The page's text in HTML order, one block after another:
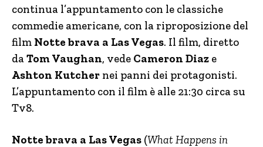
continua l’appuntamento con le classiche
commedie americane, con la riproposizione del
film Notte brava a Las Vegas. Il film, diretto
daTom Vaughan, vede Cameron Diaz e
Ashton Kutcher nei panni dei protagonisti.
L’appuntamento con il film è alle 21:30 circa su
Tv8.
Notte brava a Las Vegas (What Happens in